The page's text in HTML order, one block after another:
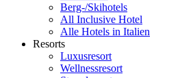
Berg-/Skihotels
All Inclusive Hotel
Alle Hotels in Italien
Resorts
Luxusresort
Wellnessresort